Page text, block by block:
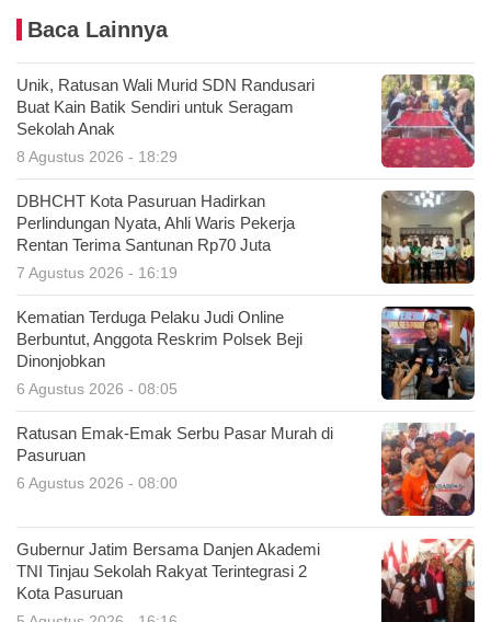
Baca Lainnya
Unik, Ratusan Wali Murid SDN Randusari
Buat Kain Batik Sendiri untuk Seragam
Sekolah Anak
8 Agustus 2026 - 18:29
DBHCHT Kota Pasuruan Hadirkan
Perlindungan Nyata, Ahli Waris Pekerja
Rentan Terima Santunan Rp70 Juta
7 Agustus 2026 - 16:19
Kematian Terduga Pelaku Judi Online
Berbuntut, Anggota Reskrim Polsek Beji
Dinonjobkan
6 Agustus 2026 - 08:05
Ratusan Emak-Emak Serbu Pasar Murah di
Pasuruan
6 Agustus 2026 - 08:00
Gubernur Jatim Bersama Danjen Akademi
TNI Tinjau Sekolah Rakyat Terintegrasi 2
Kota Pasuruan